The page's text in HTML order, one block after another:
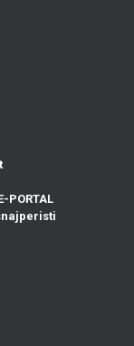
PORTAL